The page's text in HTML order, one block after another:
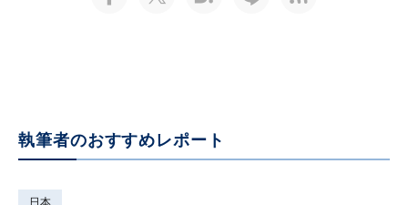
執筆者のおすすめレポート
日本